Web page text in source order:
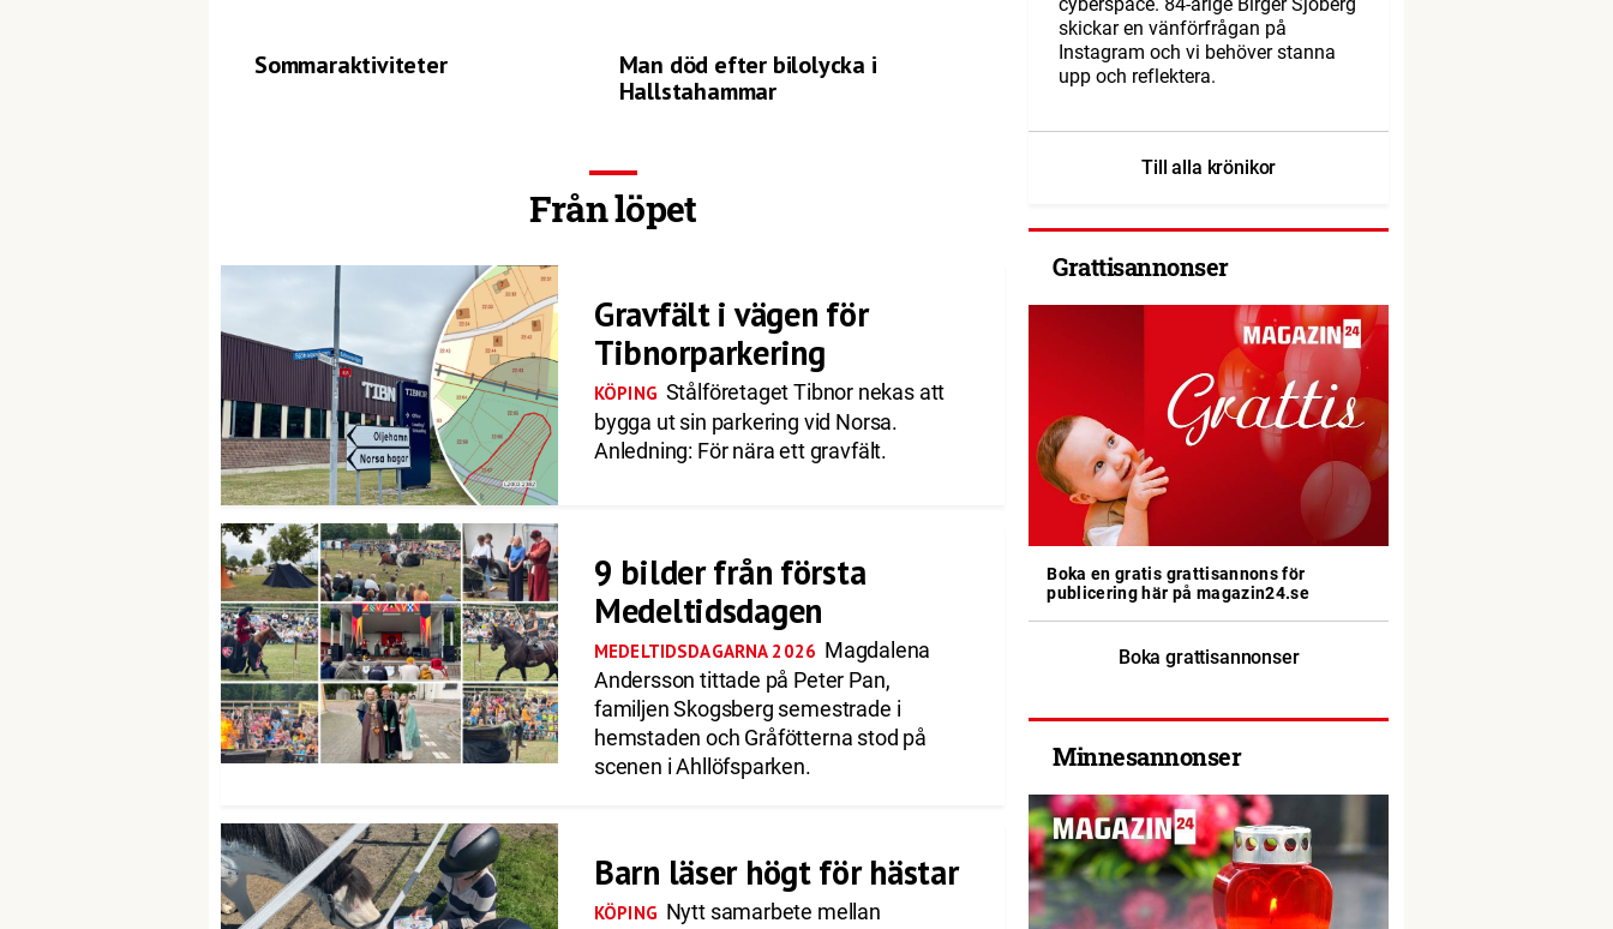
Sommaraktiviteter
Man död efter bilolycka i
Hallstahammar
Från löpet
Gravfält i vägen för
Tibnorparkering
KÖPING Stålföretaget Tibnor nekas att
bygga ut sin parkering vid Norsa.
Anledning: För nära ett gravfält.
9 bilder från första
Medeltidsdagen
MEDELTIDSDAGARNA 2026 Magdalena
Andersson tittade på Peter Pan,
familjen Skogsberg semestrade i
hemstaden och Gråfötterna stod på
scenen i Ahllöfsparken.
Barn läser högt för hästar
KÖPING Nytt samarbete mellan
skickar en vänförfrågan på
Instagram och vi behöver stanna
upp och reflektera.
Till alla krönikor
Grattisannonser
Boka en gratis grattisannons för
publicering här på magazin24.se
Boka grattisannonser
Minnesannonser